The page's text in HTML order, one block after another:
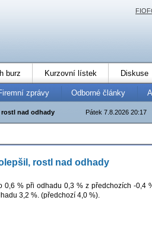
burz Kurzovní lístek Diskuse
zprávy Odborné články
Pátek 7.8.2026 20:17
rostl nad odhady
rostl nad odhady
0,6 % při odhadu 0,3 % z předchozích -0,4
3,2 %. (předchozí 4,0 %).